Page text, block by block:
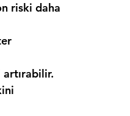
riski daha